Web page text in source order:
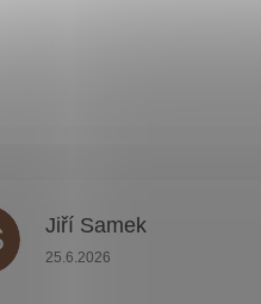
Jiří Samek
Hodnocení obchodu je 5 z
25.6.2026